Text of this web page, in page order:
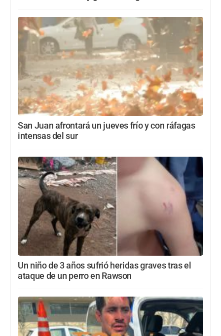
San Juan afrontará un jueves frío y con ráfagas
intensas del sur
Un niño de 3 años sufrió heridas graves tras el
ataque de un perro en Rawson